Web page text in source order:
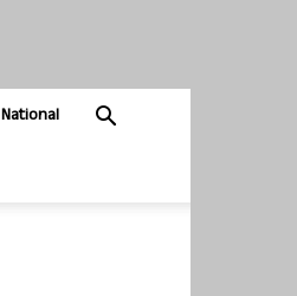
National